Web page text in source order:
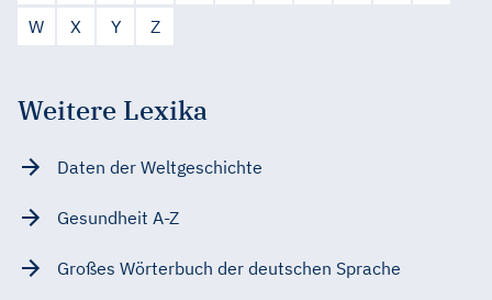
W
X Y Z
Weitere Lexika
Daten der Weltgeschichte
Gesundheit A-Z
Großes Wörterbuch der deutschen Sprache